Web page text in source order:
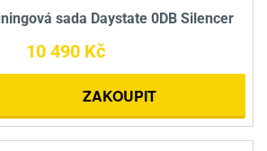
sada Daystate 0DB Silencer
10 490 Kč
ZAKOUPIT